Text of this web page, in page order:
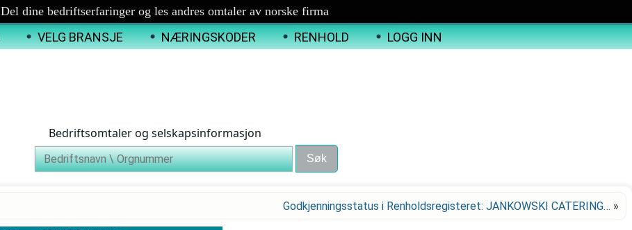
Del dine bedriftserfaringer og les andres omtaler av norske firma
VELG BRANSJE NÆRINGSKODER RENHOLD LOGG INN
Bedriftsomtaler og selskapsinformasjon
Godkjenningsstatus i Renholdsregisteret: JANKOWSKI CATERING… »